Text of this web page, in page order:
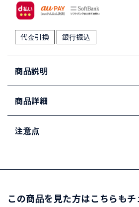
代金引換 銀行振込
商品説明
商品詳細
注意点
この商品を見た方はこちらも